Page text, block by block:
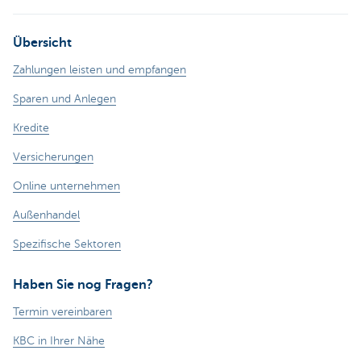
Übersicht
Zahlungen leisten und empfangen
Sparen und Anlegen
Kredite
Versicherungen
Online unternehmen
Außenhandel
Spezifische Sektoren
Haben Sie nog Fragen?
Termin vereinbaren
KBC in Ihrer Nähe